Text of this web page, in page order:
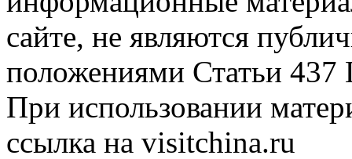
сайте, не являются
положениями Статьи 437
При использовании
ссылка на visitchina.ru